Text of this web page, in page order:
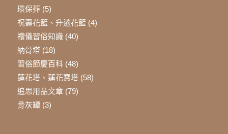
環保葬(5)
祝壽花籃、升遷花籃(4)
禮儀習俗知識(40)
納骨塔(18)
習俗節慶百科(48)
蓮花塔、蓮花寶塔(58)
追思用品文章(79)
骨灰罈(3)